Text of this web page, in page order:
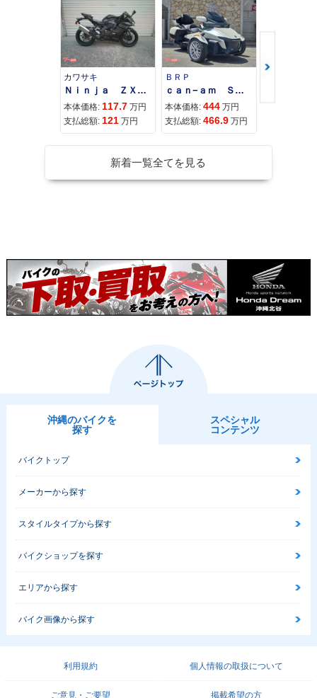
カワサキ
Ｎｉｎｊａ ＺＸ−４Ｒ ＳＥ
本体価格: 117.7 万円
支払総額: 121 万円
ＢＲＰ
ｃａｎ−ａｍ ＳＰＹＤＥＲ ＲＴ ＬＩＭＩＴＥＤ
本体価格: 444 万円
支払総額: 466.9 万円
新着一覧全てを見る
沖縄のバイクを
探す
スペシャル
コンテンツ
バイクトップ
メーカーから探す
スタイルタイプから探す
バイクショップを探す
エリアから探す
バイク画像から探す
利用規約 個人情報の取扱について
ご意見・ご要望 掲載希望の方